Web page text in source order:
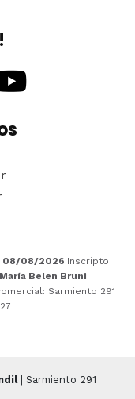
08/08/2026 Inscripto
María Belen Bruni
Sarmiento 291
| Sarmiento 291